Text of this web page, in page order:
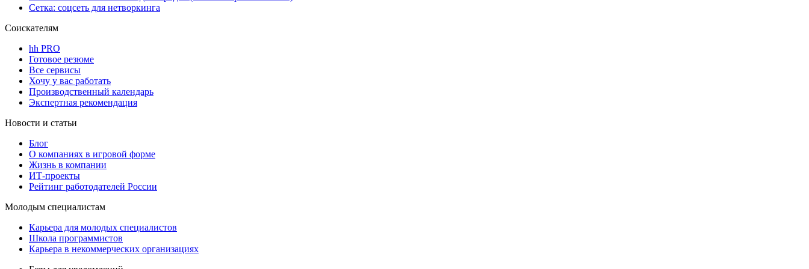
Сетка: соцсеть для нетворкинга
Соискателям
hh PRO
Готовое резюме
Все сервисы
Хочу у вас работать
Производственный календарь
Экспертная рекомендация
Новости и статьи
Блог
О компаниях в игровой форме
Жизнь в компании
ИТ-проекты
Рейтинг работодателей России
Молодым специалистам
Карьера для молодых специалистов
Школа программистов
Карьера в некоммерческих организациях